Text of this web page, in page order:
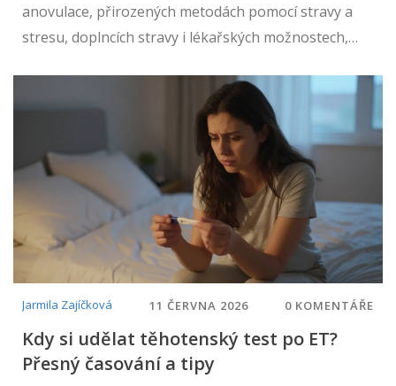
anovulace, přirozených metodách pomocí stravy a
stresu, doplncích stravy i lékařských možnostech,
Jarmila Zajíčková 11 ČERVNA 2026 0 KOMENTÁŘE
Kdy si udělat těhotenský test po ET?
Přesný časování a tipy